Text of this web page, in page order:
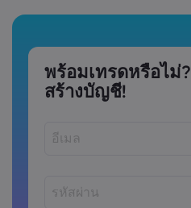
พร้อมเทรดหรือไม่?
สร้างบัญชี!